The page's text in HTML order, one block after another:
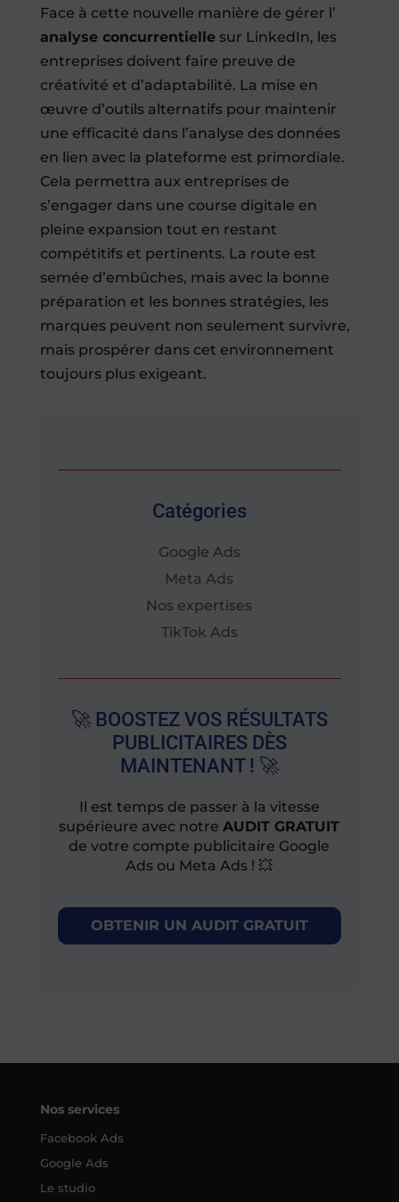
Face à cette nouvelle manière de gérer l’
analyse concurrentiellesur LinkedIn, les
entreprises doivent faire preuve de
créativité et d’adaptabilité. La mise en
œuvre d’outils alternatifs pour maintenir
une efficacité dans l’analyse des données
en lien avec la plateforme est primordiale.
Cela permettra aux entreprises de
s’engager dans une course digitale en
pleine expansion tout en restant
compétitifs et pertinents. La route est
semée d’embûches, mais avec la bonne
préparation et les bonnes stratégies, les
marques peuvent non seulement survivre,
mais prospérer dans cet environnement
toujours plus exigeant.
Catégories
Google Ads
Meta Ads
Nos expertises
TikTok Ads
🚀 BOOSTEZ VOS RÉSULTATS
PUBLICITAIRES DÈS
MAINTENANT ! 🚀
Il est temps de passer à la vitesse
supérieure avec notreAUDIT GRATUIT
de votre compte publicitaire Google
Ads ou Meta Ads ! 💥
OBTENIR UN AUDIT GRATUIT
Nos services
Facebook Ads
Google Ads
Le studio